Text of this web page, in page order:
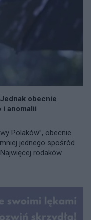
obecnie
i anomalii
Polaków”, obecnie
jednego spośród
rodaków